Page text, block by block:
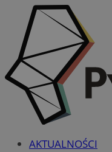
AKTUALNOŚCI